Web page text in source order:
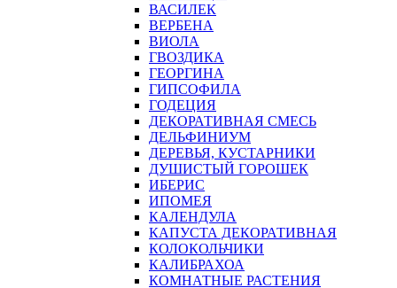
ВАСИЛЕК
ВЕРБЕНА
ВИОЛА
ГВОЗДИКА
ГЕОРГИНА
ГИПСОФИЛА
ГОДЕЦИЯ
ДЕКОРАТИВНАЯ СМЕСЬ
ДЕЛЬФИНИУМ
ДЕРЕВЬЯ, КУСТАРНИКИ
ДУШИСТЫЙ ГОРОШЕК
ИБЕРИС
ИПОМЕЯ
КАЛЕНДУЛА
КАПУСТА ДЕКОРАТИВНАЯ
КОЛОКОЛЬЧИКИ
КАЛИБРАХОА
КОМНАТНЫЕ РАСТЕНИЯ